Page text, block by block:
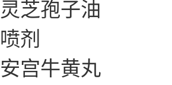
灵芝孢子油
喷剂
安宫牛黄丸